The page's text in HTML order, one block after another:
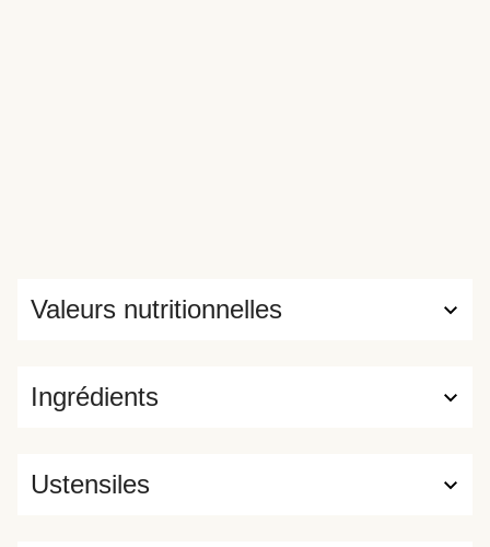
Ingrédients
Valeurs nutritionnelles
Ustensiles